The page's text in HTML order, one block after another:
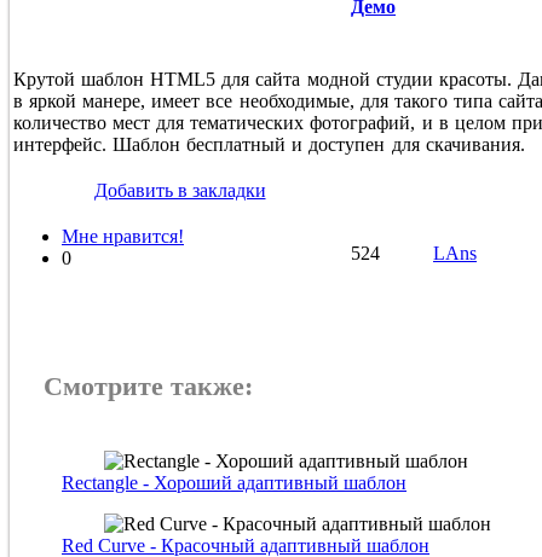
Демо
Крутой шаблон HTML5 для сайта модной студии красоты.
в яркой манере, имеет все необходимые, для такого типа
количество мест для тематических фотографий, и в целом
интерфейс. Шаблон бесплатный и доступен для скачивания.
Добавить в закладки
Мне нравится!
0
524 LAns
Смотрите также:
Rectangle - Хороший адаптивный шаблон
Red Curve - Красочный адаптивный шаблон